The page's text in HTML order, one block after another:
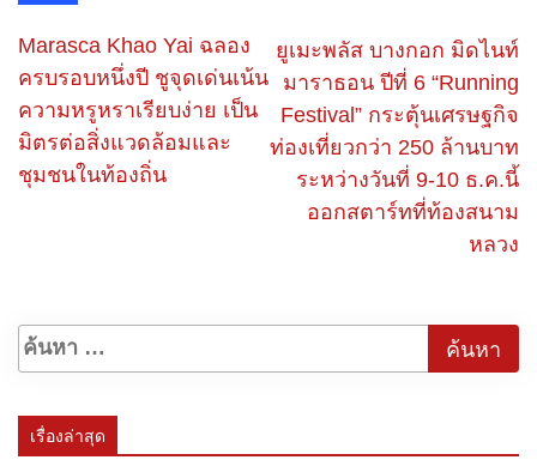
Marasca Khao Yai ฉลอง
ครบรอบหนึ่งปี ชูจุดเด่นเน้น
ความหรูหราเรียบง่าย เป็น
มิตรต่อสิ่งแวดล้อมและ
ชุมชนในท้องถิ่น
ยูเมะพลัส บางกอก มิดไนท์
มาราธอน ปีที่ 6 “Running
Festival” กระตุ้นเศรษฐกิจ
ท่องเที่ยวกว่า 250 ล้านบาท
ระหว่างวันที่ 9-10 ธ.ค.นี้
ออกสตาร์ทที่ท้องสนาม
หลวง
เรื่องล่าสุด